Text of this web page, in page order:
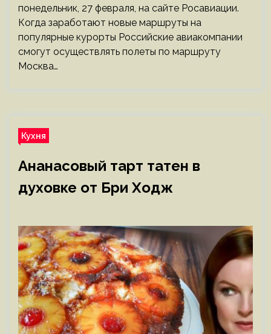
понедельник, 27 февраля, на сайте Росавиации.
Когда заработают новые маршруты на
популярные курорты Российские авиакомпании
смогут осуществлять полеты по маршруту
Москва…
Кухня
Ананасовый тарт татен в
духовке от Бри Ходж